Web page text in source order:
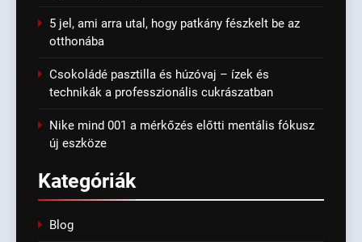
5 jel, ami arra utal, hogy patkány fészkelt be az
otthonába
Csokoládé pasztilla és húzóvaj – ízek és
technikák a professzionális cukrászatban
Nike mind 001 a mérkőzés előtti mentális fókusz
új eszköze
Kategóriák
Blog